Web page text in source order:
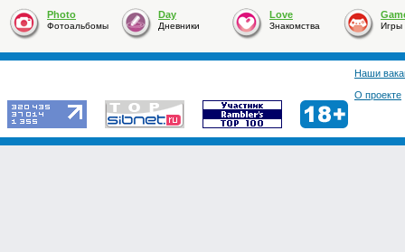
Photo
Фотоальбомы
Day
Дневники
Love
Знакомства Игры
Наши
О проекте